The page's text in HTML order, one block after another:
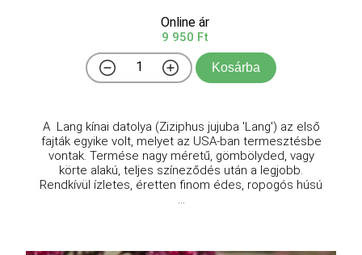
Online ár
9 950 Ft
Kosárba
A Lang kínai datolya (Ziziphus jujuba 'Lang') az első
fajták egyike volt, melyet az USA-ban termesztésbe
vontak. Termése nagy méretű, gömbölyded, vagy
körte alakú, teljes színeződés után a legjobb.
Rendkívül ízletes, éretten finom édes, ropogós húsú
...